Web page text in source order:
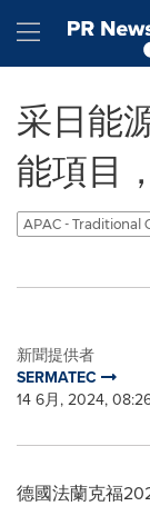
采日能
能項目
APAC - Traditional
新聞提供者
SERMATEC
14 6月, 2024,
德國法蘭克福